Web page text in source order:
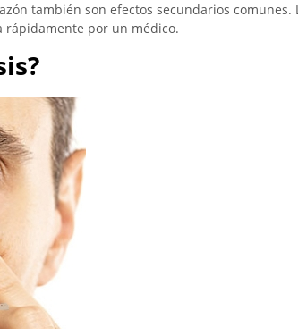
también son efectos secundarios comunes.
rápidamente por un médico.